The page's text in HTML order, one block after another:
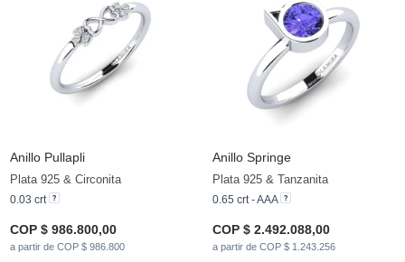
Anillo Pullapli
Plata 925 & Circonita
0.03 crt
COP $ 986.800,00
a partir de COP $ 986.800
Anillo Springe
Plata 925 & Tanzanita
0.65 crt - AAA
COP $ 2.492.088,00
a partir de COP $ 1.243.256